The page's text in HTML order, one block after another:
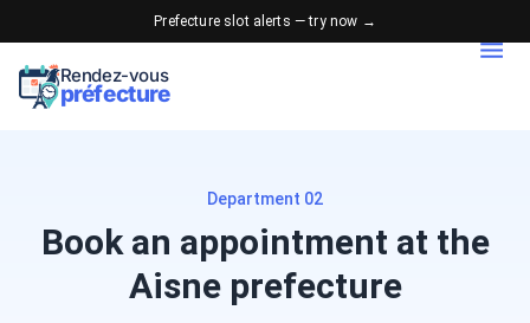
Prefecture slot alerts — try now →
Rendez-vous
préfecture
Department 02
Book an appointment at the
Aisne prefecture